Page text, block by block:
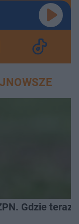
Gdzie teraz